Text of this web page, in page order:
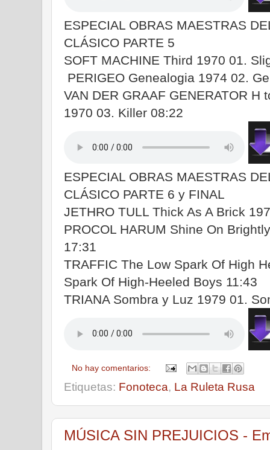
ESPECIAL OBRAS MAESTRAS
CLÁSICO PARTE 5
SOFT MACHINE Third 1970 01.
PERIGEO Genealogia 1974 02.
VAN DER GRAAF GENERATOR H
1970 03. Killer 08:22
ESPECIAL OBRAS MAESTRAS
CLÁSICO PARTE 6 y FINAL
JETHRO TULL Thick As A Brick
PROCOL HARUM Shine On
17:31
TRAFFIC The Low Spark Of High
Spark Of High-Heeled Boys 11:43
TRIANA Sombra y Luz 1979 01.
No hay comentarios:
Etiquetas: Fonoteca, La Ruleta Rusa
MÚSICA SIN PREJUICIOS -